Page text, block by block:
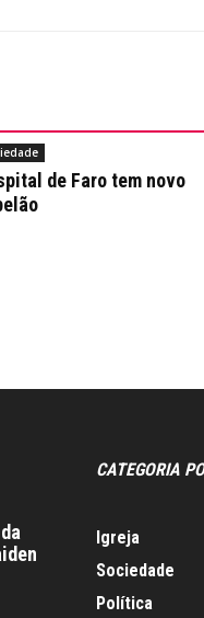
de Faro tem novo
CATEGORIA
Igreja
Sociedade
Política